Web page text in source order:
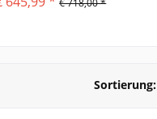
€ 718,00 *
Sortierung: